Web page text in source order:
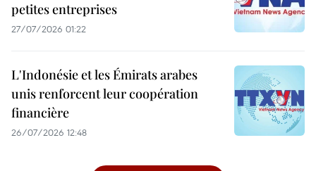
petites entreprises
27/07/2026 01:22
L'Indonésie et les Émirats arabes
unis renforcent leur coopération
financière
26/07/2026 12:48